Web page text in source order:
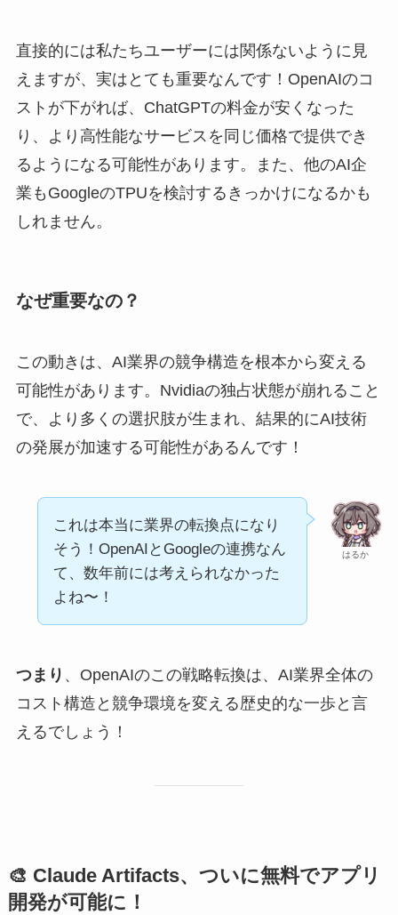
直接的には私たちユーザーには関係ないように見
えますが、実はとても重要なんです！OpenAIのコ
ストが下がれば、ChatGPTの料金が安くなった
り、より高性能なサービスを同じ価格で提供でき
るようになる可能性があります。また、他のAI企
業もGoogleのTPUを検討するきっかけになるかも
しれません。
なぜ重要なの？
この動きは、AI業界の競争構造を根本から変える
可能性があります。Nvidiaの独占状態が崩れること
で、より多くの選択肢が生まれ、結果的にAI技術
の発展が加速する可能性があるんです！
はるか
これは本当に業界の転換点になり
そう！OpenAIとGoogleの連携なん
て、数年前には考えられなかった
よね〜！
つまり 、OpenAIのこの戦略転換は、AI業界全体の
コスト構造と競争環境を変える歴史的な一歩と言
えるでしょう！
🎨 Claude Artifacts、ついに無料でアプリ
開発が可能に！